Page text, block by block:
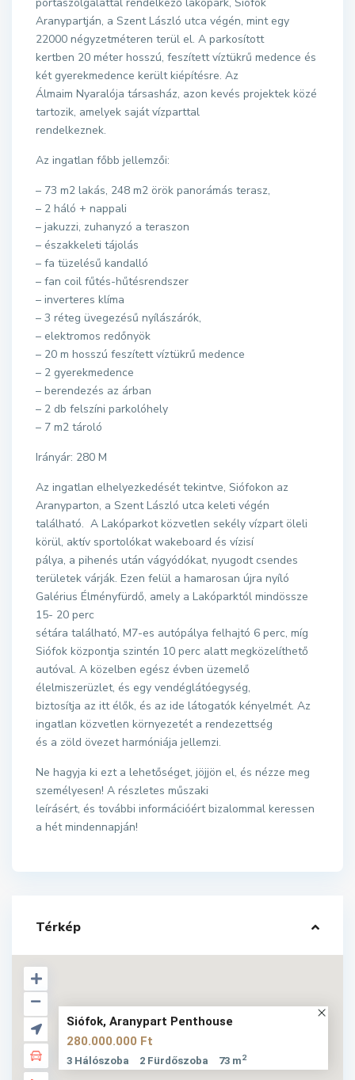
Aranypartján, a Szent László utca végén, mint egy
22000 négyzetméteren terül el. A parkosított
kertben 20 méter hosszú, feszített víztükrű medence és
két gyerekmedence került kiépítésre. Az
Álmaim Nyaralója társasház, azon kevés projektek közé
tartozik, amelyek saját vízparttal
rendelkeznek.
Az ingatlan főbb jellemzői:
– 73 m2 lakás, 248 m2 örök panorámás terasz,
– 2 háló + nappali
– jakuzzi, zuhanyzó a teraszon
– északkeleti tájolás
– fa tüzelésű kandalló
– fan coil fűtés-hűtésrendszer
– inverteres klíma
– 3 réteg üvegezésű nyílászárók,
– elektromos redőnyök
– 20 m hosszú feszített víztükrű medence
– 2 gyerekmedence
– berendezés az árban
– 2 db felszíni parkolóhely
– 7 m2 tároló
Irányár: 280 M
Az ingatlan elhelyezkedését tekintve, Siófokon az
Aranyparton, a Szent László utca keleti végén
található. A Lakóparkot közvetlen sekély vízpart öleli
körül, aktív sportolókat wakeboard és vízisí
pálya, a pihenés után vágyódókat, nyugodt csendes
területek várják. Ezen felül a hamarosan újra nyíló
Galérius Élményfürdő, amely a Lakóparktól mindössze
15- 20 perc
sétára található, M7-es autópálya felhajtó 6 perc, míg
Siófok központja szintén 10 perc alatt megközelíthető
autóval. A közelben egész évben üzemelő
élelmiszerüzlet, és egy vendéglátóegység,
biztosítja az itt élők, és az ide látogatók kényelmét. Az
ingatlan közvetlen környezetét a rendezettség
és a zöld övezet harmóniája jellemzi.
Ne hagyja ki ezt a lehetőséget, jöjjön el, és nézze meg
személyesen! A részletes műszaki
leírásért, és további információért bizalommal keressen
a hét mindennapján!
Térkép
Siófok, Aranypart Penthouse
280.000.000 Ft
3 Hálószoba 2 Fürdőszoba 73 m2